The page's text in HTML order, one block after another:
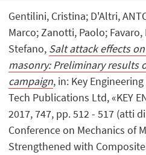
Gentilini, Cristina; D'Altri,
Marco; Zanotti, Paolo; Favaro,
Stefano, Salt attack effects
masonry: Preliminary results
campaign, in: Key
Tech Publications Ltd, «KEY
2017, 747, pp. 512 - 517 (atti
Conference on Mechanics of
Strengthened with